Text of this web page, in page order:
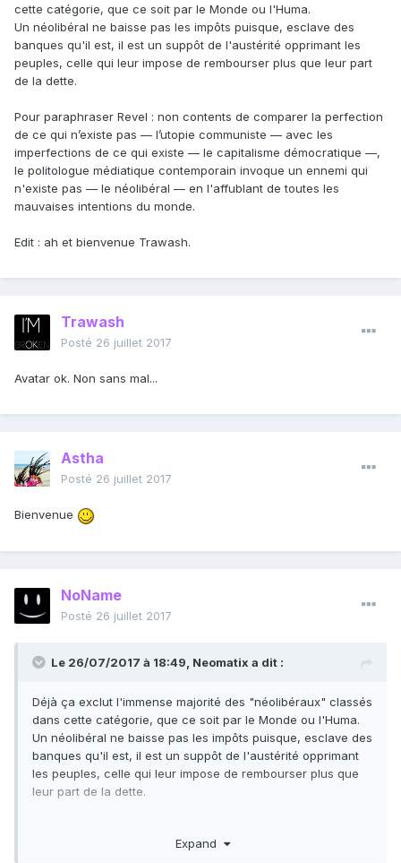
cette catégorie, que ce soit par le Monde ou l'Huma.
Un néolibéral ne baisse pas les impôts puisque, esclave des
banques qu'il est, il est un suppôt de l'austérité opprimant les
peuples, celle qui leur impose de rembourser plus que leur part
de la dette.
Pour paraphraser Revel : non contents de comparer la perfection
de ce qui n’existe pas — l’utopie communiste — avec les
imperfections de ce qui existe — le capitalisme démocratique —,
le politologue médiatique contemporain invoque un ennemi qui
n'existe pas — le néolibéral — en l'affublant de toutes les
mauvaises intentions du monde.
Edit : ah et bienvenue Trawash.
Trawash
Posté 26 juillet 2017
Avatar ok. Non sans mal...
Astha
Posté 26 juillet 2017
Bienvenue
NoName
Posté 26 juillet 2017
Le 26/07/2017 à 18:49, Neomatix a dit :
Déjà ça exclut l'immense majorité des "néolibéraux" classés
dans cette catégorie, que ce soit par le Monde ou l'Huma.
Un néolibéral ne baisse pas les impôts puisque, esclave des
banques qu'il est, il est un suppôt de l'austérité opprimant
les peuples, celle qui leur impose de rembourser plus que
leur part de la dette.
perfection de ce qui n’existe pas — l’utopie communiste —
Expand